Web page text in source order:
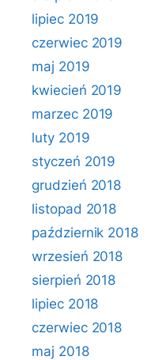
lipiec 2019
czerwiec 2019
maj 2019
kwiecień 2019
marzec 2019
luty 2019
styczeń 2019
grudzień 2018
listopad 2018
październik 2018
wrzesień 2018
sierpień 2018
lipiec 2018
czerwiec 2018
maj 2018